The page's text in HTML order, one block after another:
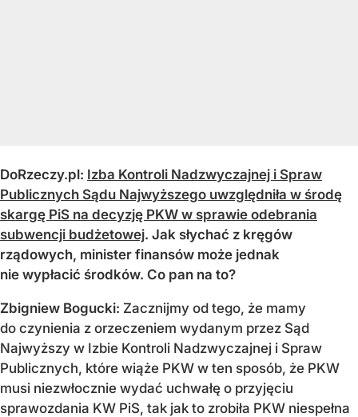
DoRzeczy.pl: Izba Kontroli Nadzwyczajnej i Spraw
Publicznych Sądu Najwyższego uwzględniła w środę
skargę PiS na decyzję PKW w sprawie odebrania
subwencji budżetowej. Jak słychać z kręgów
rządowych, minister finansów może jednak
nie wypłacić środków. Co pan na to?
Zbigniew Bogucki: Zacznijmy od tego, że mamy
do czynienia z orzeczeniem wydanym przez Sąd
Najwyższy w Izbie Kontroli Nadzwyczajnej i Spraw
Publicznych, które wiąże PKW w ten sposób, że PKW
musi niezwłocznie wydać uchwałę o przyjęciu
sprawozdania KW PiS, tak jak to zrobiła PKW niespełna